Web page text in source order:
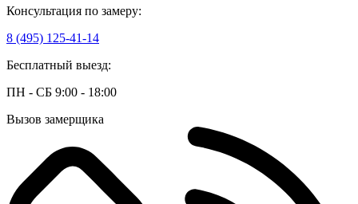
Консультация по замеру:
8 (495) 125-41-14
Бесплатный выезд:
ПН - СБ 9:00 - 18:00
Вызов замерщика